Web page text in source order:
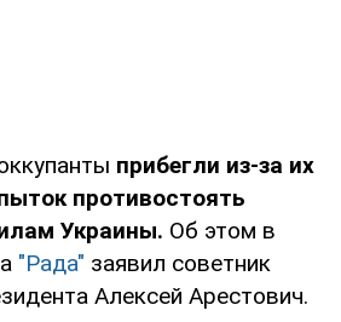
прибегли из-за их
противостоять
Украины. Об этом в
"Рада" заявил советник
Алексей Арестович.